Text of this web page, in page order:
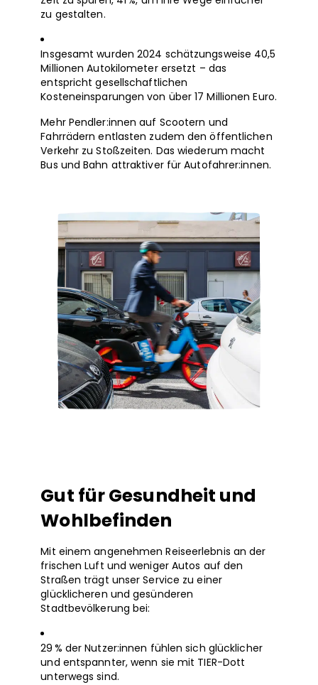
zu gestalten.
Insgesamt wurden 2024 schätzungsweise 40,5
Millionen Autokilometer ersetzt – das
entspricht gesellschaftlichen
Kosteneinsparungen von über 17 Millionen Euro.
Mehr Pendler:innen auf Scootern und
Fahrrädern entlasten zudem den öffentlichen
Verkehr zu Stoßzeiten. Das wiederum macht
Bus und Bahn attraktiver für Autofahrer:innen.
Gut für Gesundheit und
Wohlbefinden
Mit einem angenehmen Reiseerlebnis an der
frischen Luft und weniger Autos auf den
Straßen trägt unser Service zu einer
glücklicheren und gesünderen
Stadtbevölkerung bei:
29 % der Nutzer:innen fühlen sich glücklicher
und entspannter, wenn sie mit TIER-Dott
unterwegs sind.